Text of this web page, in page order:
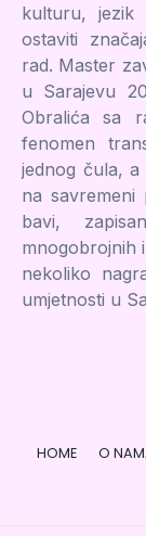
kulturu, jezik
ostaviti
rad. Master
u Sarajevu
Obralića sa
fenomen
jednog čula,
na
bavi,
mnogobrojnih
nekoliko
umjetnosti u
HOME O